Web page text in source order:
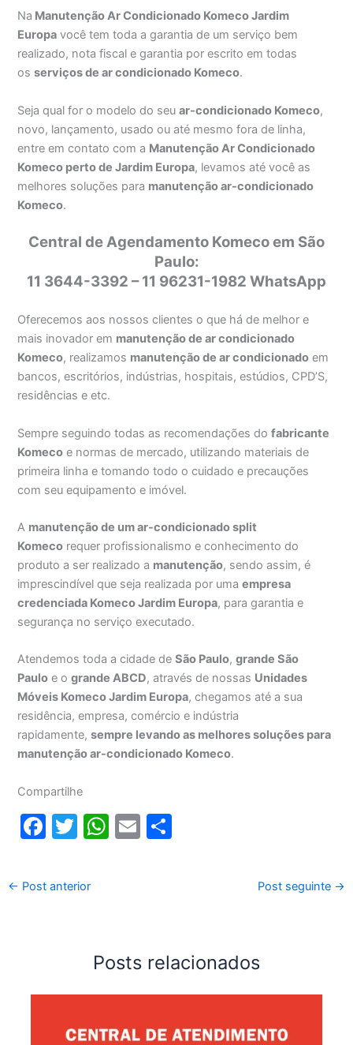
Na Manutenção Ar Condicionado Komeco Jardim
Europa você tem toda a garantia de um serviço bem
realizado, nota fiscal e garantia por escrito em todas
osserviços de ar condicionado Komeco.
Seja qual for o modelo do seuar-condicionado Komeco,
novo, lançamento, usado ou até mesmo fora de linha,
entre em contato com a Manutenção Ar Condicionado
Komeco perto de Jardim Europa, levamos até você as
melhores soluções para manutenção ar-condicionado
Komeco.
Central de Agendamento Komeco em São
Paulo:
11 3644-3392 – 11 96231-1982 WhatsApp
Oferecemos aos nossos clientes o que há de melhor e
mais inovador em manutenção de ar condicionado
Komeco, realizamos manutenção de ar condicionado em
bancos, escritórios, indústrias, hospitais, estúdios, CPD’S,
residências e etc.
Sempre seguindo todas as recomendações dofabricante
Komeco e normas de mercado, utilizando materiais de
primeira linha e tomando todo o cuidado e precauções
com seu equipamento e imóvel.
A manutenção de um ar-condicionado split
Komeco requer profissionalismo e conhecimento do
produto a ser realizado a manutenção, sendo assim, é
imprescindível que seja realizada por umaempresa
credenciada Komeco Jardim Europa, para garantia e
segurança no serviço executado.
Atendemos toda a cidade deSão Paulo,grande São
Paulo e ogrande ABCD, através de nossas Unidades
Móveis Komeco Jardim Europa, chegamos até a sua
residência, empresa, comércio e indústria
rapidamente,sempre levando as melhores soluções para
manutenção ar-condicionado Komeco.
Compartilhe
F
c
e
k
T
itt
er
W
p
p
E
← Post anterior Post seguinte →
Posts relacionados